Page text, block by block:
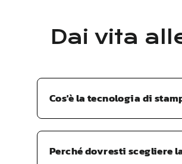
Dai vita
Cos'è la tecnologia di
Perché dovresti scegliere